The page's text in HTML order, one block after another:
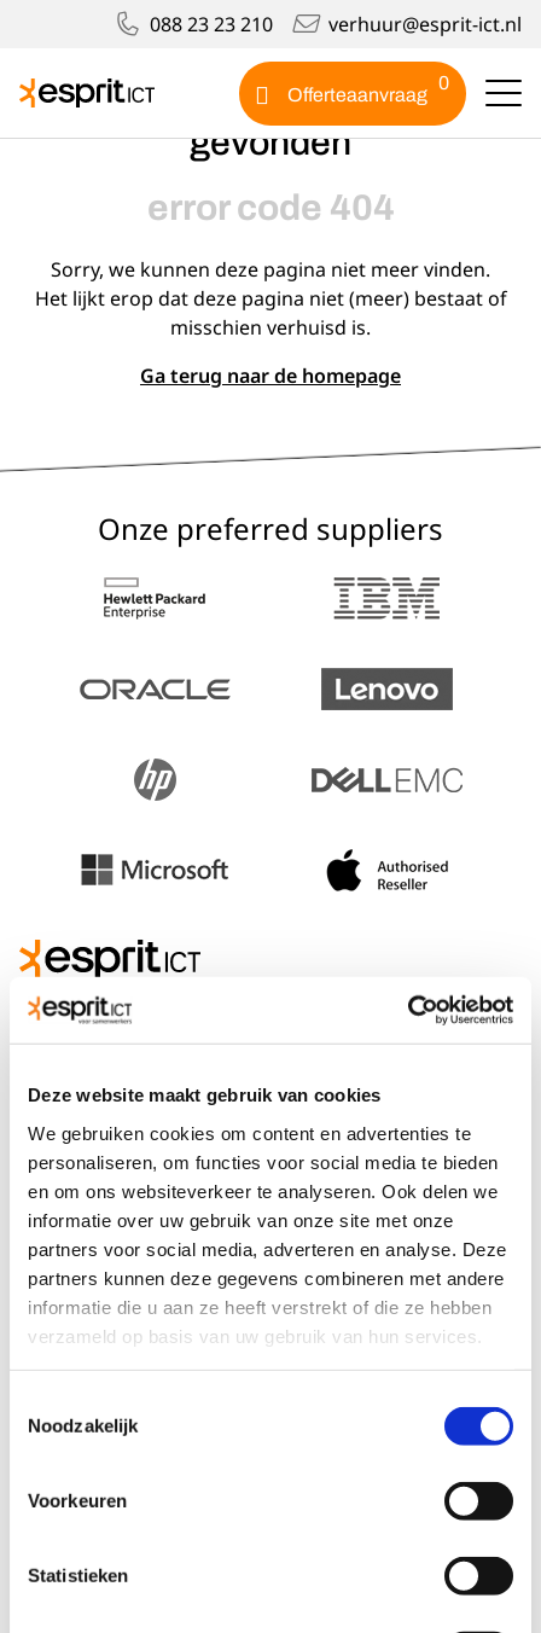
Deze website maakt gebruik van cookies
We gebruiken cookies om content en advertenties te
personaliseren, om functies voor social media te bieden
en om ons websiteverkeer te analyseren. Ook delen we
informatie over uw gebruik van onze site met onze
partners voor social media, adverteren en analyse. Deze
partners kunnen deze gegevens combineren met andere
informatie die u aan ze heeft verstrekt of die ze hebben
verzameld op basis van uw gebruik van hun services.
Noodzakelijk
Voorkeuren
Statistieken
088 23 23 210 verhuur@esprit-ict.nl
Offerteaanvraag
0
Oeps! Deze pagina is niet
gevonden
error code 404
Sorry, we kunnen deze pagina niet meer vinden.
Het lijkt erop dat deze pagina niet (meer) bestaat of
misschien verhuisd is.
Ga terug naar de homepage
Onze preferred suppliers
Traverse 1
Routebeschrijving
Openingstijden
ma tm vr 08:00 - 17:00
Esprit ICT Verhuur
Snelle offerte